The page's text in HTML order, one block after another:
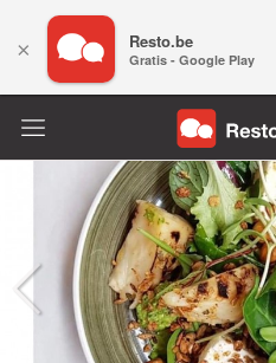
× Resto.be
Gratis - Google Play